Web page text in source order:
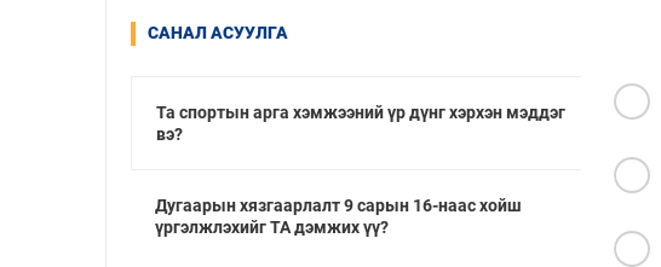
САНАЛ АСУУЛГА
Та спортын арга хэмжээний үр дүнг хэрхэн мэддэг
вэ?
Дугаарын хязгаарлалт 9 сарын 16-наас хойш
үргэлжлэхийг ТА дэмжих үү?